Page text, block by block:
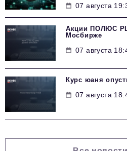
07 августа
Акции ПОЛЮС
Мосбирже
07 августа
Курс юаня
07 августа